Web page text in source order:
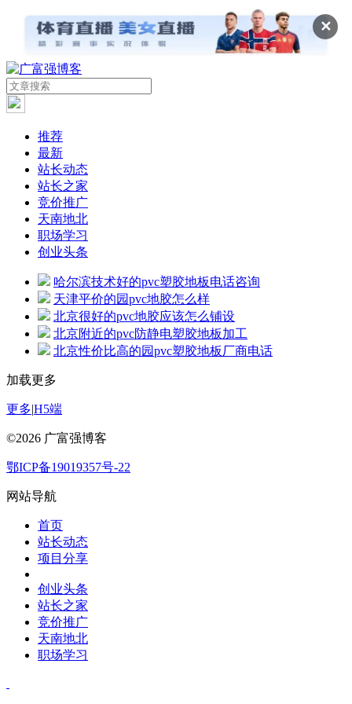
✕
推荐
最新
站长动态
站长之家
竞价推广
天南地北
职场学习
创业头条
哈尔滨技术好的pvc塑胶地板电话咨询
天津平价的园pvc地胶怎么样
北京很好的pvc地胶应该怎么铺设
北京附近的pvc防静电塑胶地板加工
北京性价比高的园pvc塑胶地板厂商电话
加载更多
更多|H5端
©2026 广富强博客
鄂ICP备19019357号-22
网站导航
首页
站长动态
项目分享
创业头条
站长之家
竞价推广
天南地北
职场学习